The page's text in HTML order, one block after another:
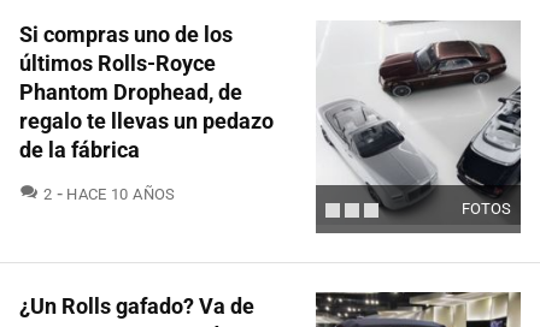
FOTOS
Si compras uno de los
últimos Rolls-Royce
Phantom Drophead, de
regalo te llevas un pedazo
de la fábrica
2 COMENTARIOS
HACE 10 AÑOS
¿Un Rolls gafado? Va de